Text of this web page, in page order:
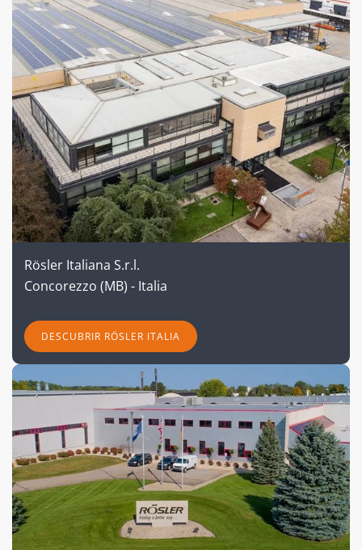
Rösler Italiana S.r.l.
Concorezzo (MB) - Italia
DESCUBRIR RÖSLER ITALIA